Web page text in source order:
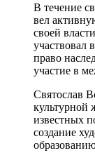
В течение
вел
своей
участвовал
право
участие в
Святослав
культурной
известных
создание